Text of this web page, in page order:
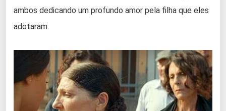
ambos dedicando um profundo amor pela filha que eles
adotaram.